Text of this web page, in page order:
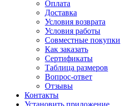
Оплата
Доставка
Условия возврата
Условия работы
Совместные покупки
Как заказать
Сертификаты
Таблица размеров
Вопрос-ответ
Отзывы
Контакты
Установить приложение